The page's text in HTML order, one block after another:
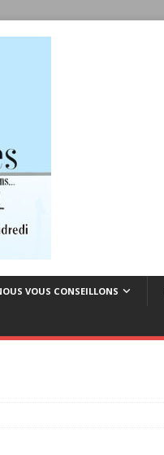
VOUS CONSEILLONS